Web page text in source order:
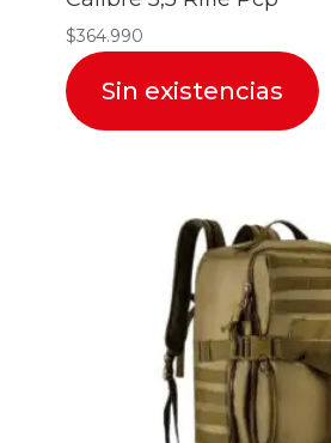
$364.990
Sin existencias